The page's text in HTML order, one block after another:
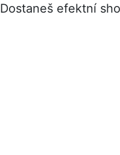
Dostaneš efektní